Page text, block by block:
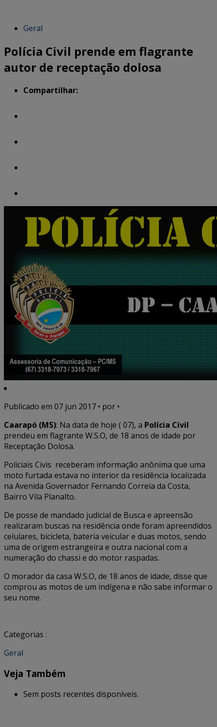
Geral
Polícia Civil prende em flagrante
autor de receptação dolosa
Compartilhar:
Publicado em 07 jun 2017 • por •
Caarapó (MS): Na data de hoje ( 07), a Polícia Civil
prendeu em flagrante W.S.O, de 18 anos de idade por
Receptação Dolosa.
Policiais Civis receberam informação anônima que uma
moto furtada estava no interior da residência localizada
na Avenida Governador Fernando Correia da Costa,
Bairro Vila Planalto.
De posse de mandado judicial de Busca e apreensão
realizaram buscas na residência onde foram apreendidos
celulares, bicicleta, bateria veicular e duas motos, sendo
uma de origem estrangeira e outra nacional com a
numeração do chassi e do motor raspadas.
O morador da casa W.S.O, de 18 anos de idade, disse que
comprou as motos de um indígena e não sabe informar o
seu nome.
Categorias :
Geral
Veja Também
Sem posts recentes disponíveis.